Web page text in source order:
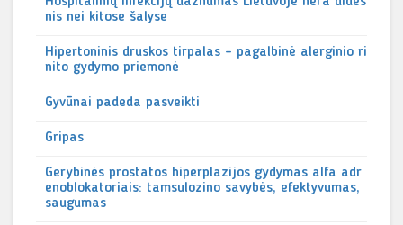
nis nei kitose šalyse
Hipertoninis druskos tirpalas – pagalbinė alerginio ri
nito gydymo priemonė
Gyvūnai padeda pasveikti
Gripas
Gerybinės prostatos hiperplazijos gydymas alfa adr
enoblokatoriais: tamsulozino savybės, efektyvumas,
saugumas